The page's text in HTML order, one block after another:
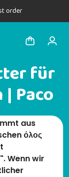
order
für
Paco
aus
όλος
Wenn wir